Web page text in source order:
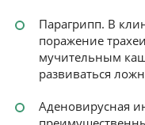
Парагрипп. В
поражение
мучительным
развиваться
Аденовирусная